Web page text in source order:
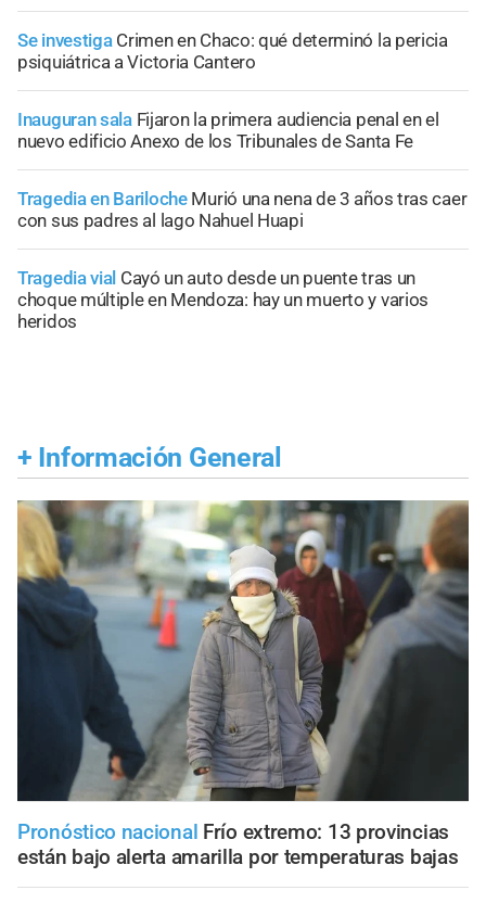
Se investiga Crimen en Chaco: qué determinó la pericia
psiquiátrica a Victoria Cantero
Inauguran sala Fijaron la primera audiencia penal en el
nuevo edificio Anexo de los Tribunales de Santa Fe
Tragedia en Bariloche Murió una nena de 3 años tras caer
con sus padres al lago Nahuel Huapi
Tragedia vial Cayó un auto desde un puente tras un
choque múltiple en Mendoza: hay un muerto y varios
heridos
+ Información General
Pronóstico nacional Frío extremo: 13 provincias
están bajo alerta amarilla por temperaturas bajas